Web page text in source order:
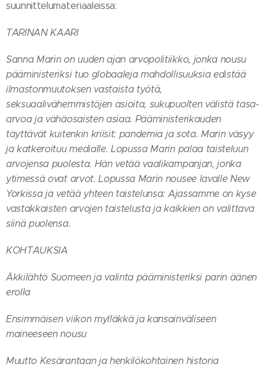
suunnittelumateriaaleissa:
TARINAN KAARI
Sanna Marin on uuden ajan arvopolitiikko, jonka nousu
pääministeriksi tuo globaaleja mahdollisuuksia edistää
ilmastonmuutoksen vastaista työtä,
seksuaalivähemmistöjen asioita, sukupuolten välistä tasa-
arvoa ja vähäosaisten asiaa. Pääministerikauden
täyttävät kuitenkin kriisit: pandemia ja sota. Marin väsyy
ja katkeroituu medialle. Lopussa Marin palaa taisteluun
arvojensa puolesta. Hän vetää vaalikampanjan, jonka
ytimessä ovat arvot. Lopussa Marin nousee lavalle New
Yorkissa ja vetää yhteen taistelunsa: Ajassamme on kyse
vastakkaisten arvojen taistelusta ja kaikkien on valittava
siinä puolensa.
KOHTAUKSIA
Äkkilähtö Suomeen ja valinta pääministeriksi parin äänen
erolla
Ensimmäisen viikon mylläkkä ja kansainväliseen
maineeseen nousu
Muutto Kesärantaan ja henkilökohtainen historia